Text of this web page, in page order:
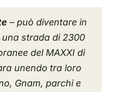
– può diventare in
strada di 2300
del MAXXI di
unendo tra loro
Gnam, parchi e